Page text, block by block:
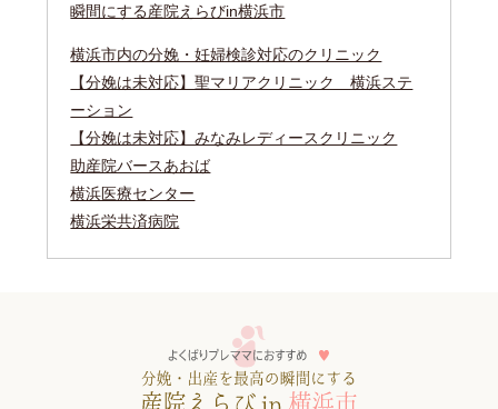
瞬間にする産院えらびin横浜市
横浜市内の分娩・妊婦検診対応のクリニック
【分娩は未対応】聖マリアクリニック 横浜ステ
ーション
【分娩は未対応】みなみレディースクリニック
助産院バースあおば
横浜医療センター
横浜栄共済病院